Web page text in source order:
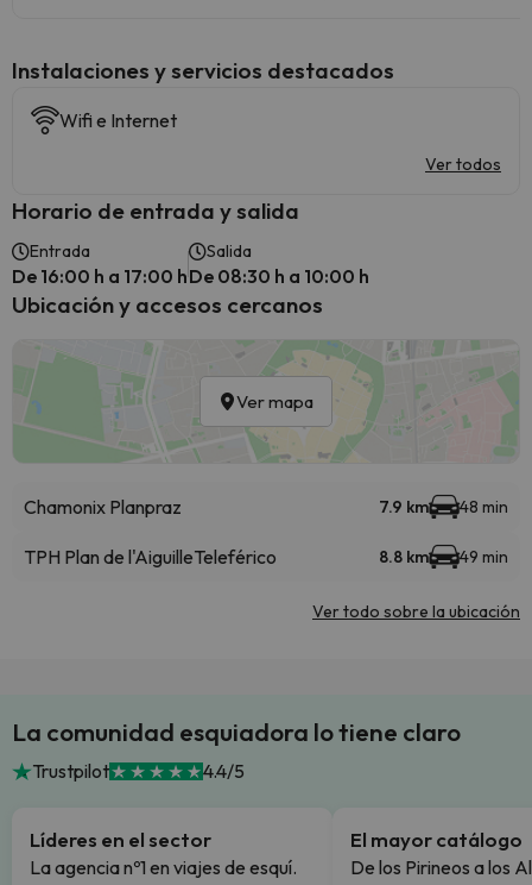
Instalaciones y servicios destacados
Wifi e Internet
Ver todos
Horario de entrada y salida
Entrada
De 16:00 h a 17:00 h
Salida
De 08:30 h a 10:00 h
Ubicación y accesos cercanos
Ver mapa
Chamonix Planpraz 7.9 km 48 min
TPH Plan de l'AiguilleTeleférico 8.8 km 49 min
Ver todo sobre la ubicación
La comunidad esquiadora lo tiene claro
Trustpilot 4.4/5
Líderes en el sector
La agencia nº1 en viajes de esquí.
El mayor catálogo
De los Pirineos a los